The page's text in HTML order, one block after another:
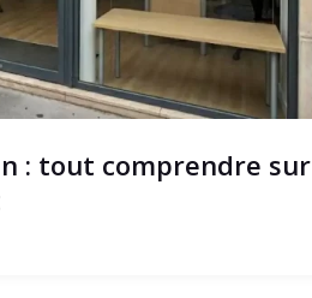
: tout comprendre sur